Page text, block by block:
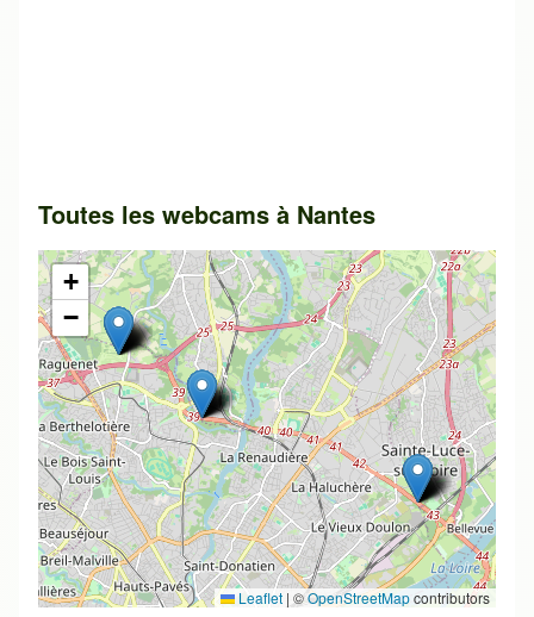
Toutes les webcams à Nantes
+
−
Leaflet | ©OpenStreetMapcontributors